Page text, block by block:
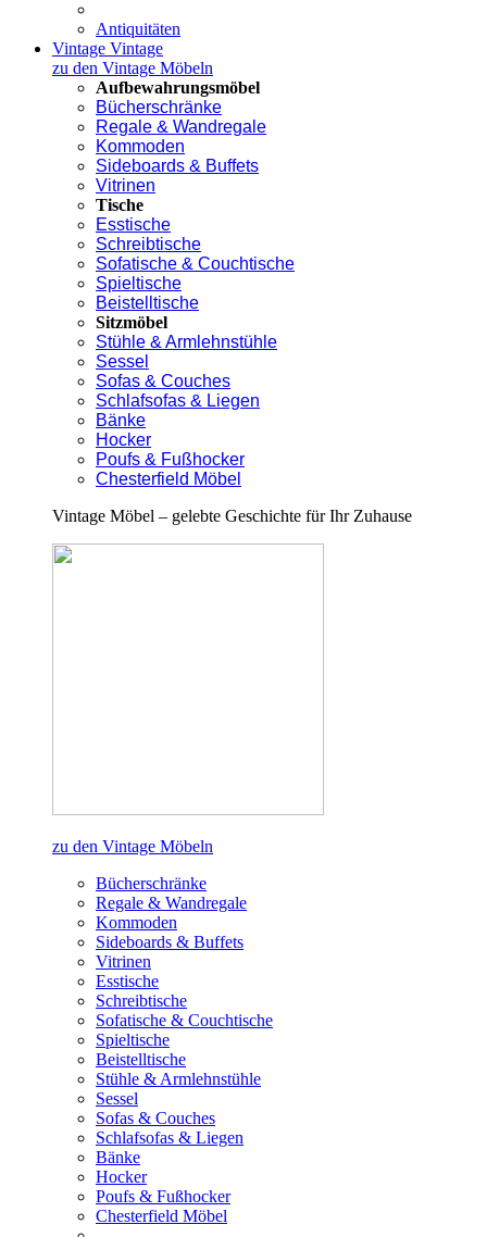
Antiquitäten
Vintage Vintage
zu den Vintage Möbeln
Aufbewahrungsmöbel
Bücherschränke
Regale & Wandregale
Kommoden
Sideboards & Buffets
Vitrinen
Tische
Esstische
Schreibtische
Sofatische & Couchtische
Spieltische
Beistelltische
Sitzmöbel
Stühle & Armlehnstühle
Sessel
Sofas & Couches
Schlafsofas & Liegen
Bänke
Hocker
Poufs & Fußhocker
Chesterfield Möbel
Vintage Möbel – gelebte Geschichte für Ihr Zuhause
zu den Vintage Möbeln
Bücherschränke
Regale & Wandregale
Kommoden
Sideboards & Buffets
Vitrinen
Esstische
Schreibtische
Sofatische & Couchtische
Spieltische
Beistelltische
Stühle & Armlehnstühle
Sessel
Sofas & Couches
Schlafsofas & Liegen
Bänke
Hocker
Poufs & Fußhocker
Chesterfield Möbel